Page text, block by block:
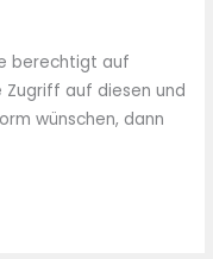
berechtigt auf
Zugriff auf diesen und
wünschen, dann